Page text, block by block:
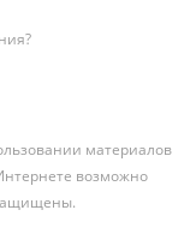
материалов
возможно